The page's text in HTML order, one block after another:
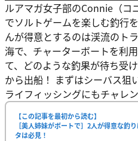
ルアマガ女子部のConnie（コ
でソルトゲームを楽しむ釣行
んが得意とするのは渓流のト
海で、チャーターボートを利
て、どのような釣果が待ち受
から出船！ まずはシーバス狙
ライフィッシングにもチャレ
【この記事を最初から読む】
［美人姉妹がボートで］2人が得意な釣
タは必見！